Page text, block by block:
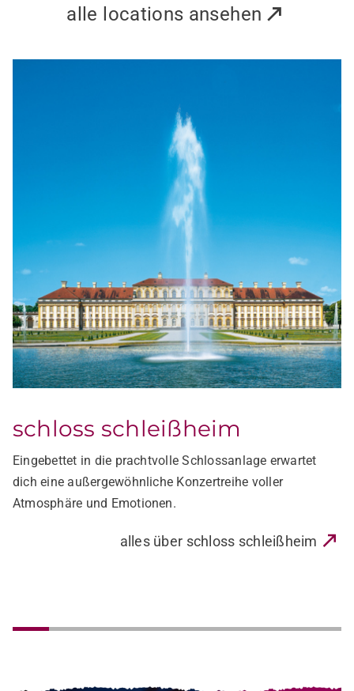
alle locations ansehen
schlossgarten insel mainau
Mitten im Herzen des Bodensees, umgeben von
mediterraner Parklandschaft, veranstalten wir eine
außergewöhnliche Konzertreihe auf der Insel Mainau.
alles über schlossgarten insel mainau